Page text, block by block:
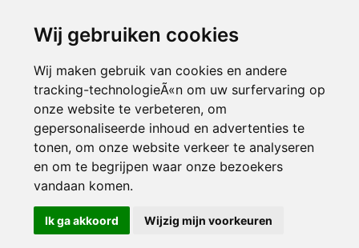
Wij gebruiken cookies
Wij maken gebruik van cookies en andere
tracking-technologieÃ«n om uw surfervaring op
onze website te verbeteren, om
gepersonaliseerde inhoud en advertenties te
tonen, om onze website verkeer te analyseren
en om te begrijpen waar onze bezoekers
vandaan komen.
Ik ga akkoord Wijzig mijn voorkeuren
de code te wijzigen.
© 2000-2026 UFE Media:Managersonline.nl|Brisk magazine
Partners:Autowereld.com